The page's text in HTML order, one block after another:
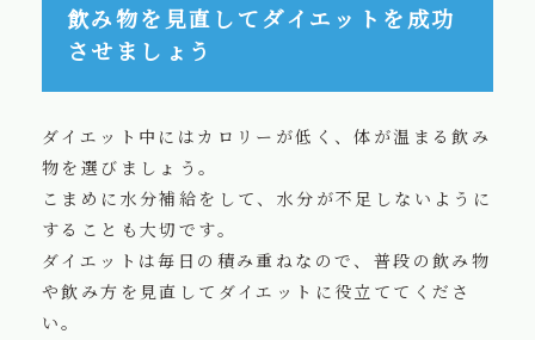
飲み物を見直してダイエットを成功
させましょう
ダイエット中にはカロリーが低く、体が温まる飲み
物を選びましょう。
こまめに水分補給をして、水分が不足しないように
することも大切です。
ダイエットは毎日の積み重ねなので、普段の飲み物
や飲み方を見直してダイエットに役立ててくださ
い。